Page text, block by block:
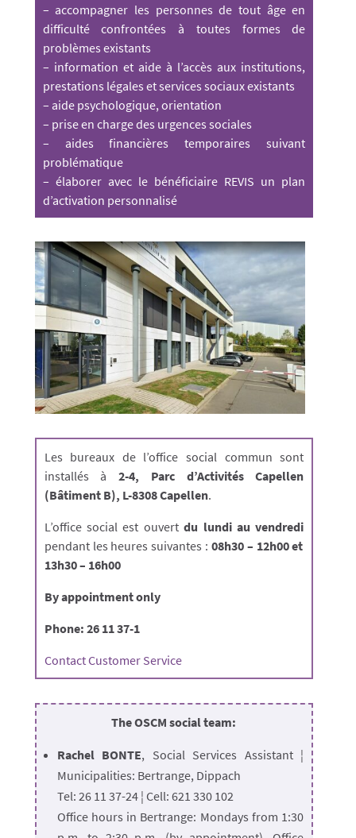
– accompagner les personnes de tout âge en
difficulté confrontées à toutes formes de
problèmes existants
– information et aide à l’accès aux institutions,
prestations légales et services sociaux existants
– aide psychologique, orientation
– prise en charge des urgences sociales
– aides financières temporaires suivant
problématique
– élaborer avec le bénéficiaire REVIS un plan
d’activation personnalisé
Les bureaux de l’office social commun sont
installés à2-4, Parc d’Activités Capellen
(Bâtiment B), L-8308 Capellen.
L’office social est ouvertdu lundi au vendredi
pendant les heures suivantes : 08h30 – 12h00 et
13h30 – 16h00
By appointment only
Phone: 26 11 37-1
Contact Customer Service
The OSCM social team:
Rachel BONTE, Social Services Assistant ¦
Municipalities: Bertrange, Dippach
Tel: 26 11 37-24 ¦ Cell: 621 330 102
Office hours in Bertrange: Mondays from 1:30